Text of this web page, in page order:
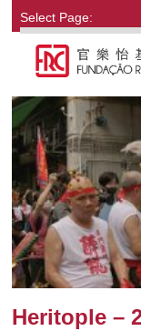
Select Page:
Heritople –